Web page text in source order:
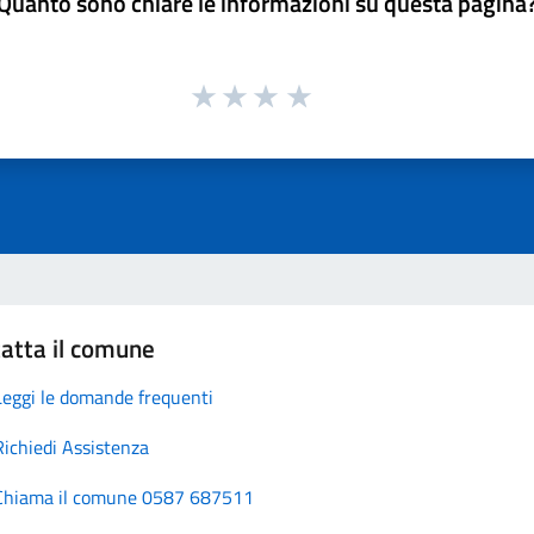
il comune
le domande frequenti
Assistenza
il comune 0587 687511